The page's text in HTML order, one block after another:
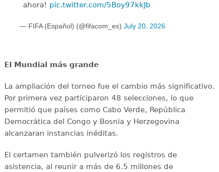
ahora! pic.twitter.com/5Boy97kkJb
— FIFA (Español) (@fifacom_es) July 20, 2026
El Mundial más grande
La ampliación del torneo fue el cambio más significativo.
Por primera vez participaron 48 selecciones, lo que
permitió que países como Cabo Verde, República
Democrática del Congo y Bosnia y Herzegovina
alcanzaran instancias inéditas.
El certamen también pulverizó los registros de
asistencia, al reunir a más de 6.5 millones de